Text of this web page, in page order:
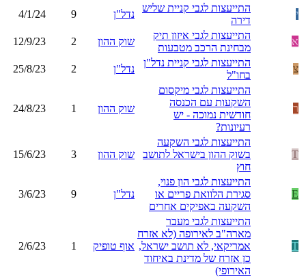
י
התייעצות לגבי קניית שליש
דירה
נדל"ן 9
4/1/24
א
התייעצות לגבי איזון תיק
מבחינת הרכב מטבעות
שוק ההון 2
12/9/23
צ
התייעצות לגבי קניית נדל"ן
בחו"ל
נדל"ן 2
25/8/23
ר
התייעצות לגבי מיקסום
השקעות עם הכנסה
חודשית נמוכה - יש
רעיונות?
שוק ההון 1
24/8/23
T
התייעצות לגבי השקעה
בשוק ההון בישראל לתושב
חוץ
שוק ההון 3
15/6/23
E
התייעצות לגבי הון פנוי,
סגירת הלוואת פריים או
השקעה באפיקים אחרים
נדל"ן 9
3/6/23
T
התייעצות לגבי מעבר
מארה"ב לאירופה (לא אזרח
אמריקאי, לא תושב ישראל,
כן אזרח של מדינת באיחוד
האירופי)
אוף טופיק 1
2/6/23